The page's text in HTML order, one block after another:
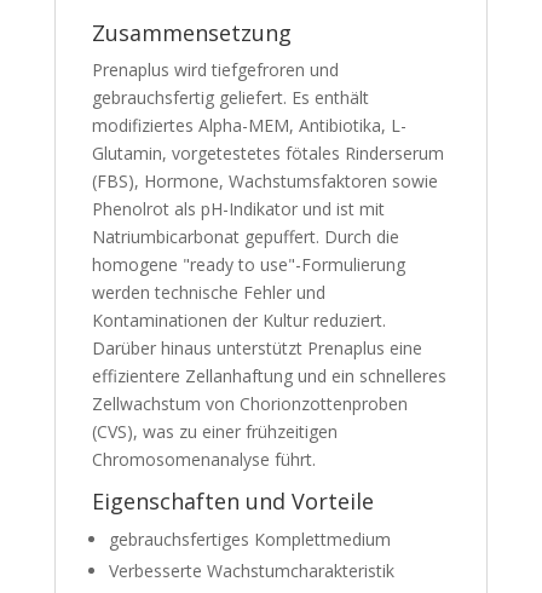
Zusammensetzung
Prenaplus wird tiefgefroren und
gebrauchsfertig geliefert. Es enthält
modifiziertes Alpha-MEM, Antibiotika, L-
Glutamin, vorgetestetes fötales Rinderserum
(FBS), Hormone, Wachstumsfaktoren sowie
Phenolrot als pH-Indikator und ist mit
Natriumbicarbonat gepuffert. Durch die
homogene "ready to use"-Formulierung
werden technische Fehler und
Kontaminationen der Kultur reduziert.
Darüber hinaus unterstützt Prenaplus eine
effizientere Zellanhaftung und ein schnelleres
Zellwachstum von Chorionzottenproben
(CVS), was zu einer frühzeitigen
Chromosomenanalyse führt.
Eigenschaften und Vorteile
gebrauchsfertiges Komplettmedium
Verbesserte Wachstumcharakteristik